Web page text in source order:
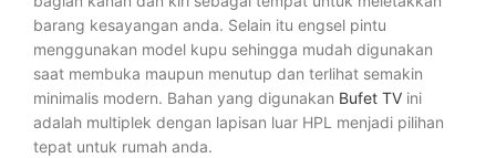
barang kesayangan anda. Selain itu engsel pintu
menggunakan model kupu sehingga mudah digunakan
saat membuka maupun menutup dan terlihat semakin
minimalis modern. Bahan yang digunakan Bufet TV ini
adalah multiplek dengan lapisan luar HPL menjadi pilihan
tepat untuk rumah anda.